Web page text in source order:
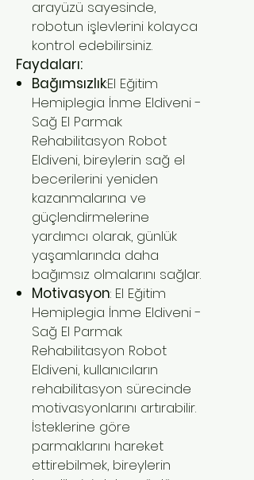
arayüzü sayesinde,
robotun işlevlerini kolayca
kontrol edebilirsiniz.
Faydaları:
Bağımsızlık:El Eğitim
Hemiplegia İnme Eldiveni -
Sağ El Parmak
Rehabilitasyon Robot
Eldiveni, bireylerin sağ el
becerilerini yeniden
kazanmalarına ve
güçlendirmelerine
yardımcı olarak, günlük
yaşamlarında daha
bağımsız olmalarını sağlar.
Motivasyon: El Eğitim
Hemiplegia İnme Eldiveni -
Sağ El Parmak
Rehabilitasyon Robot
Eldiveni, kullanıcıların
rehabilitasyon sürecinde
motivasyonlarını artırabilir.
İsteklerine göre
parmaklarını hareket
ettirebilmek, bireylerin